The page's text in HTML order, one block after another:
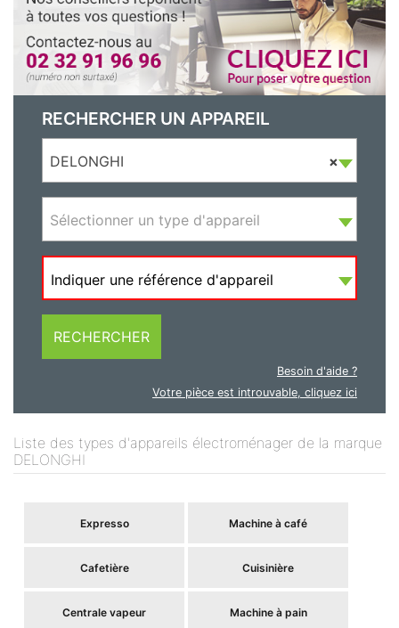
RECHERCHER UN APPAREIL
×
DELONGHI
Sélectionner un type d'appareil
Indiquer une référence d'appareil
RECHERCHER
Besoin d'aide ?
Votre pièce est introuvable, cliquez ici
Liste des types d'appareils électroménager de la marque
DELONGHI
Expresso Machine à café
Cafetière Cuisinière
Centrale vapeur Machine à pain